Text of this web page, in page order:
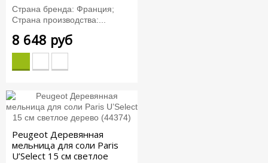
Страна бренда: Франция;
Страна производства:...
8 648 руб
Peugeot Деревянная
мельница для соли Paris
U’Select 15 см светлое